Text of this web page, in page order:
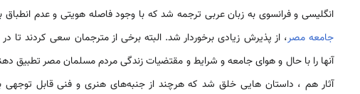
انگلیسی و فرانسوی به زبان عربی ترجمه شد که با وجود فاصله هویتی و عدم انطباق
جامعه مصر، از پذیرش زیادی برخوردار شد. البته برخی از مترجمان سعی کردند تا
آنها را با حال و هوای جامعه و شرایط و مقتضیات زندگی مردم مسلمان مصر تطبیق
آثار هم ، داستان هایی خلق شد که هرچند از جنبه‌های هنری و فنی قابل توجهی